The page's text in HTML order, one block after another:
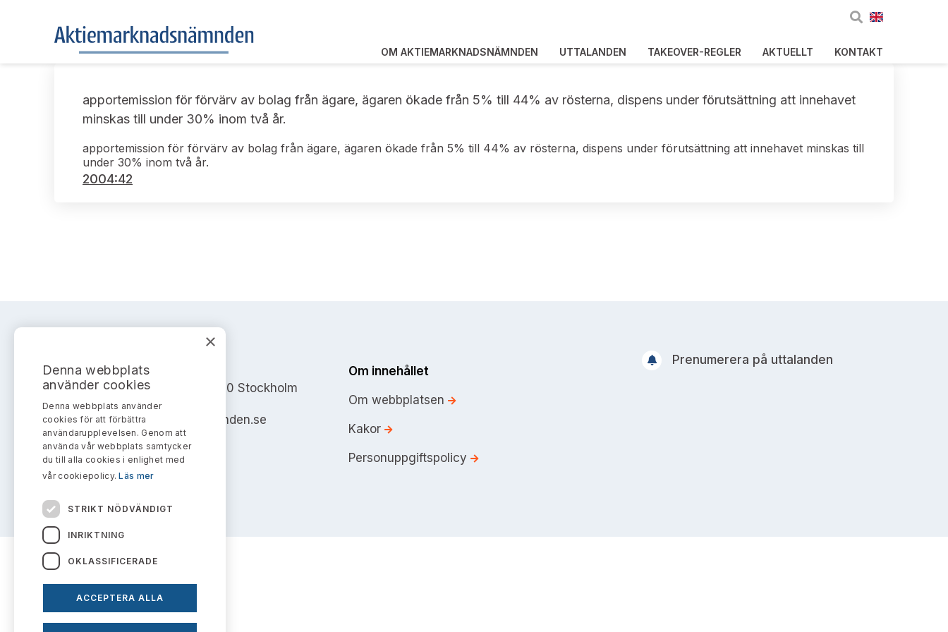
OM AKTIEMARKNADSNÄMNDEN UTTALANDEN TAKEOVER-REGLER AKTUELLT KONTAKT
apportemission för förvärv av bolag från ägare, ägaren ökade från 5% till 44% av rösterna, dispens under förutsättning att innehavet
minskas till under 30% inom två år.
apportemission för förvärv av bolag från ägare, ägaren ökade från 5% till 44% av rösterna, dispens under förutsättning att innehavet minskas till
under 30% inom två år.
2004:42
Address: Box 7354, 103 90 Stockholm
info@aktiemarknadsnamnden.se
Om innehållet
Om webbplatsen
Kakor
Personuppgiftspolicy
Prenumerera på uttalanden
×
Denna webbplats
använder cookies
Denna webbplats använder
cookies för att förbättra
användarupplevelsen. Genom att
använda vår webbplats samtycker
du till alla cookies i enlighet med
vår cookiepolicy.Läs mer
STRIKT NÖDVÄNDIGT
INRIKTNING
OKLASSIFICERADE
ACCEPTERA ALLA